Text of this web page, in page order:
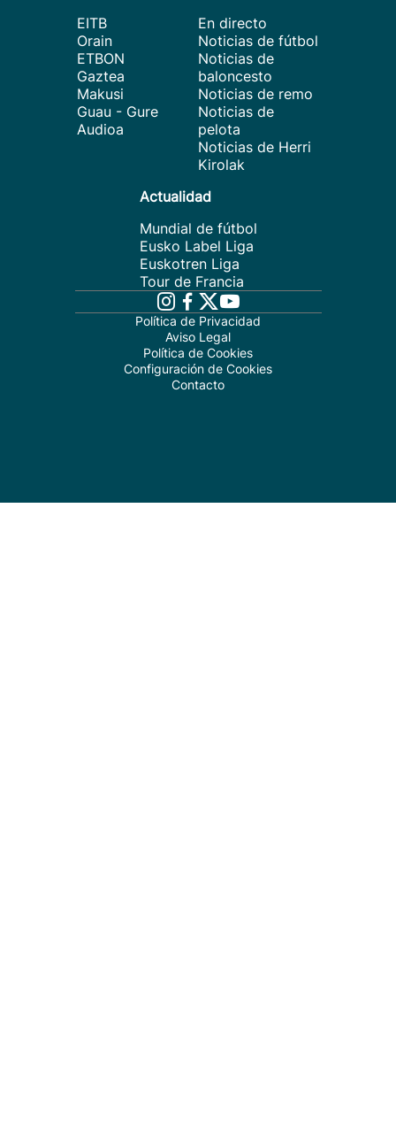
EITB
Orain
ETBON
Gaztea
Makusi
Guau - Gure
Audioa
En directo
Noticias de fútbol
Noticias de
baloncesto
Noticias de remo
Noticias de
pelota
Noticias de Herri
Kirolak
Actualidad
Mundial de fútbol
Eusko Label Liga
Euskotren Liga
Tour de Francia
Política de Privacidad
Aviso Legal
Política de Cookies
Configuración de Cookies
Contacto